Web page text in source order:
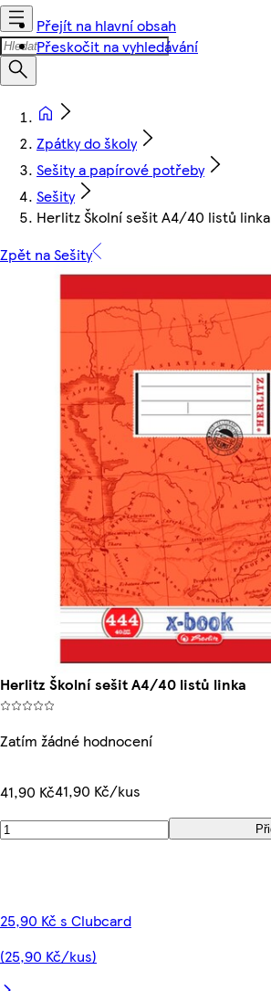
Přejít na hlavní obsah
Přeskočit na vyhledávání
Zpátky do školy
Sešity a papírové potřeby
Sešity
Herlitz Školní sešit A4/40 listů linka
Zpět na Sešity
Herlitz Školní sešit A4/40 listů linka
Zatím žádné hodnocení
41,90 Kč41,90 Kč/kus
25,90 Kč s Clubcard
(25,90 Kč/kus)